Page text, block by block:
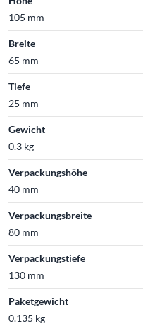
105 mm
Breite
65 mm
Tiefe
25 mm
Gewicht
0.3 kg
Verpackungshöhe
40 mm
Verpackungsbreite
80 mm
Verpackungstiefe
130 mm
Paketgewicht
0.135 kg